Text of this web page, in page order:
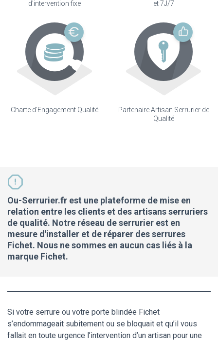
d'intervention fixe
et 7J/7
Charte d'Engagement Qualité
Partenaire Artisan Serrurier de
Qualité
Ou-Serrurier.fr est une plateforme de mise en
relation entre les clients et des artisans serruriers
de qualité. Notre réseau de serrurier est en
mesure d'installer et de réparer des serrures
Fichet. Nous ne sommes en aucun cas liés à la
marque Fichet.
Si votre serrure ou votre porte blindée Fichet
s’endommageait subitement ou se bloquait et qu’il vous
fallait en toute urgence l’intervention d’un artisan pour une